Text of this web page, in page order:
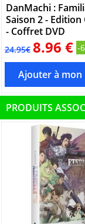
DanMachi :
Saison 2 -
- Coffret DVD
24.95€ 8.96 € -
PRODUITS